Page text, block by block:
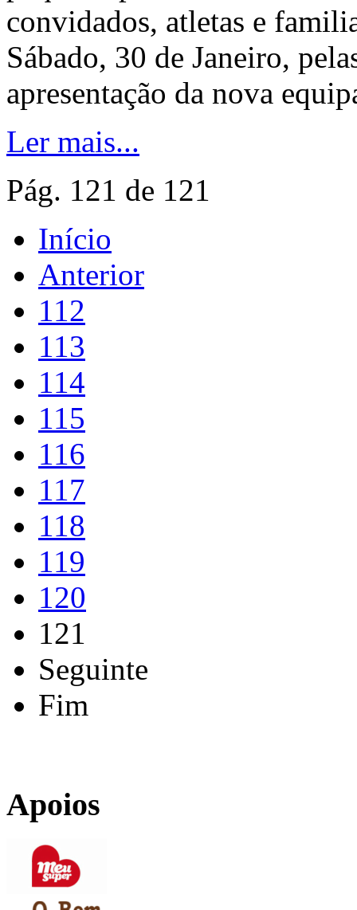
convidados, atletas e
Sábado, 30 de Janeiro,
apresentação da nova
Ler mais...
Pág. 121 de 121
Início
Anterior
112
113
114
115
116
117
118
119
120
121
Seguinte
Fim
Apoios